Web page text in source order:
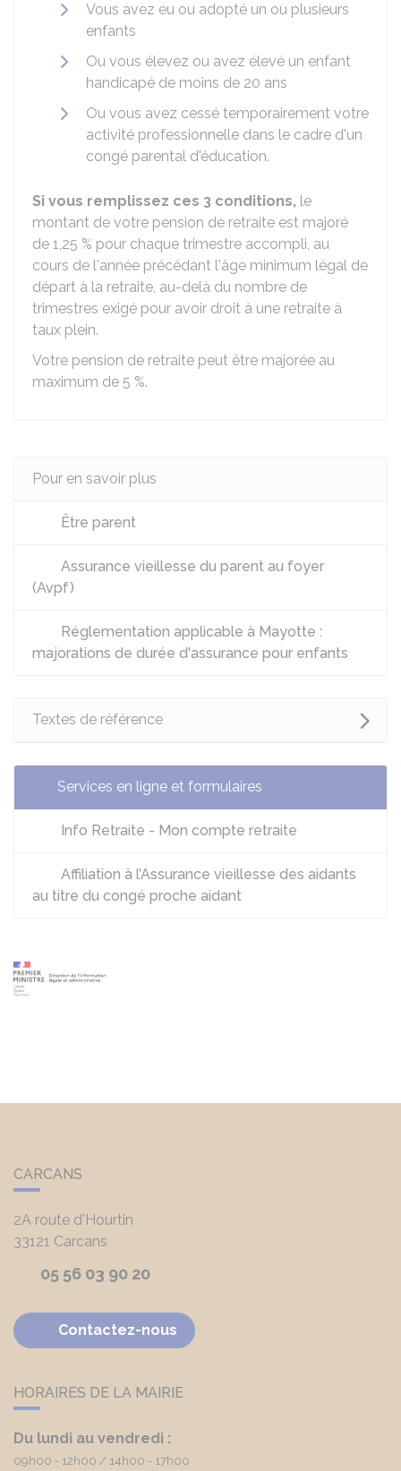
Vous avez eu ou adopté un ou plusieurs
enfants
Ou vous élevez ou avez élevé un enfant
handicapé de moins de 20 ans
Ou vous avez cessé temporairement votre
activité professionnelle dans le cadre d'un
congé parental d'éducation.
Si vous remplissez ces 3 conditions, le
montant de votre pension de retraite est majoré
de 1,25 % pour chaque trimestre accompli, au
cours de l'année précédant l'âge minimum légal de
départ à la retraite, au-delà du nombre de
trimestres exigé pour avoir droit à une retraite à
taux plein.
Votre pension de retraite peut être majorée au
maximum de 5 %.
Pour en savoir plus
Être parent
Assurance vieillesse du parent au foyer
(Avpf)
Réglementation applicable à Mayotte :
majorations de durée d'assurance pour enfants
Textes de référence
Services en ligne et formulaires
Info Retraite - Mon compte retraite
Affiliation à l’Assurance vieillesse des aidants
au titre du congé proche aidant
CARCANS
2A route d'Hourtin
33121 Carcans
05 56 03 90 20
Contactez-nous
HORAIRES DE LA MAIRIE
Du lundi au vendredi :
09h00 - 12h00 14h00 - 17h00